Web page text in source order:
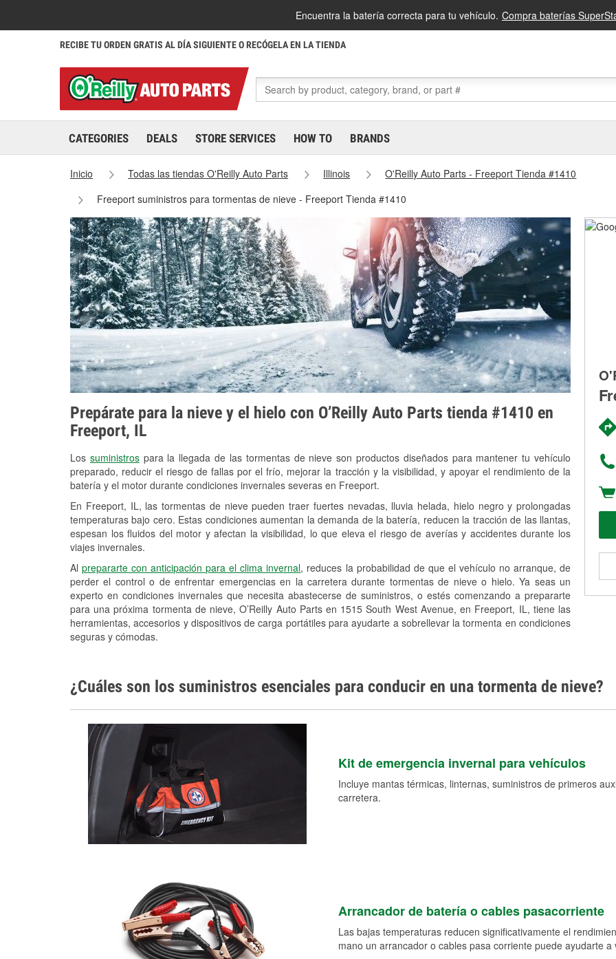
Encuentra la batería correcta para tu vehículo. Compra baterías
RECIBE TU ORDEN GRATIS AL DÍA SIGUIENTE O RECÓGELA EN LA TIENDA
CATEGORIES DEALS STORE SERVICES HOW TO BRANDS
Inicio Todas las tiendas O'Reilly Auto Parts Illinois
O'Reilly Auto Parts - Freeport Tienda #1410
Freeport suministros para tormentas de nieve - Freeport Tienda #1410
Prepárate para la nieve y el hielo con O’Reilly Auto Parts tienda #1410 en
Freeport, IL
Los suministrospara la llegada de las tormentas de nieve son productos diseñados para mantener tu vehículo
preparado, reducir el riesgo de fallas por el frío, mejorar la tracción y la visibilidad, y apoyar el rendimiento de la
batería y el motor durante condiciones invernales severas en Freeport.
En Freeport, IL, las tormentas de nieve pueden traer fuertes nevadas, lluvia helada, hielo negro y prolongadas
temperaturas bajo cero. Estas condiciones aumentan la demanda de la batería, reducen la tracción de las llantas,
espesan los fluidos del motor y afectan la visibilidad, lo que eleva el riesgo de averías y accidentes durante los
viajes invernales.
Alprepararte con anticipación para el clima invernal, reduces la probabilidad de que el vehículo no arranque, de
perder el control o de enfrentar emergencias en la carretera durante tormentas de nieve o hielo. Ya seas un
experto en condiciones invernales que necesita abastecerse de suministros, o estés comenzando a prepararte
para una próxima tormenta de nieve, O’Reilly Auto Parts en 1515 South West Avenue, en Freeport, IL, tiene las
herramientas, accesorios y dispositivos de carga portátiles para ayudarte a sobrellevar la tormenta en condiciones
seguras y cómodas.
¿Cuáles son los suministros esenciales para conducir en una tormenta de nieve?
Kit de emergencia invernal para vehículos
Incluye mantas térmicas, linternas, suministros de primeros
carretera.
Arrancador de batería o cables pasacorriente
Las bajas temperaturas reducen significativamente el
mano un arrancador o cables pasa corriente puede ayudarte